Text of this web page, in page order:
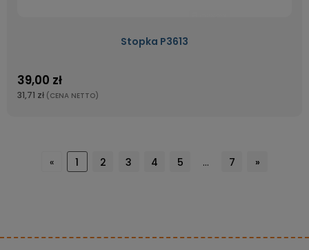
Stopka P3613
39,00 zł
31,71 zł (CENA NETTO)
« 1 2 3 4 5 ... 7 »